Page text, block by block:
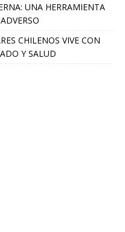
UNA HERRAMIENTA
CHILENOS VIVE CON
Y SALUD